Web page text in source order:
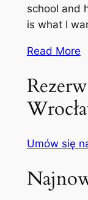
school and
is what I
Read More
Umów się